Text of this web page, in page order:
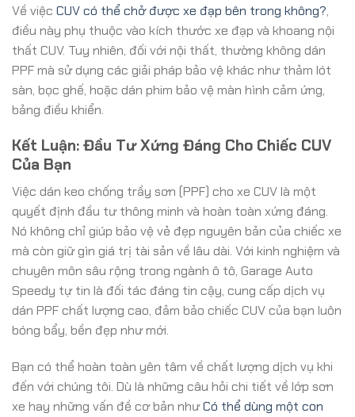
Về việc CUV có thể chở được xe đạp bên trong không?,
điều này phụ thuộc vào kích thước xe đạp và khoang nội
thất CUV. Tuy nhiên, đối với nội thất, thường không dán
PPF mà sử dụng các giải pháp bảo vệ khác như thảm lót
sàn, bọc ghế, hoặc dán phim bảo vệ màn hình cảm ứng,
bảng điều khiển.
Kết Luận: Đầu Tư Xứng Đáng Cho Chiếc CUV
Của Bạn
Việc dán keo chống trầy sơn (PPF) cho xe CUV là một
quyết định đầu tư thông minh và hoàn toàn xứng đáng.
Nó không chỉ giúp bảo vệ vẻ đẹp nguyên bản của chiếc xe
mà còn giữ gìn giá trị tài sản về lâu dài. Với kinh nghiệm và
chuyên môn sâu rộng trong ngành ô tô, Garage Auto
Speedy tự tin là đối tác đáng tin cậy, cung cấp dịch vụ
dán PPF chất lượng cao, đảm bảo chiếc CUV của bạn luôn
bóng bẩy, bền đẹp như mới.
Bạn có thể hoàn toàn yên tâm về chất lượng dịch vụ khi
đến với chúng tôi. Dù là những câu hỏi chi tiết về lớp sơn
xe hay những vấn đề cơ bản nhưCó thể dùng một con